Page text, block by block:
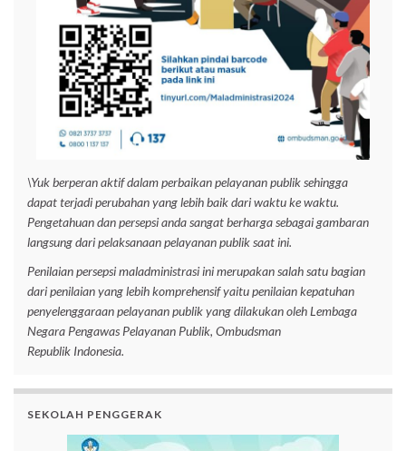
\Yuk berperan aktif dalam perbaikan pelayanan publik sehingga
dapat terjadi perubahan yang lebih baik dari waktu ke waktu.
Pengetahuan dan persepsi anda sangat berharga sebagai gambaran
langsung dari pelaksanaan pelayanan publik saat ini.
Penilaian persepsi maladministrasi ini merupakan salah satu bagian
dari penilaian yang lebih komprehensif yaitu penilaian kepatuhan
penyelenggaraan pelayanan publik yang dilakukan oleh Lembaga
Negara Pengawas Pelayanan Publik, Ombudsman
Republik Indonesia.
SEKOLAH PENGGERAK